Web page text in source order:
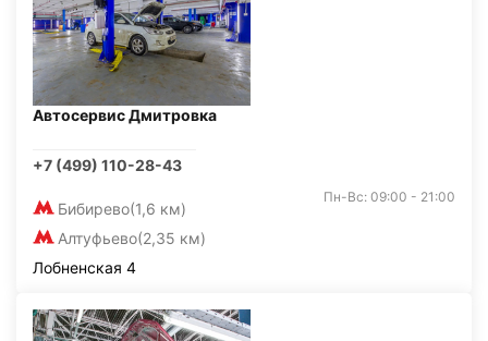
Автосервис Дмитровка
+7 (499) 110-28-43
Бибирево(1,6 км)
Алтуфьево(2,35 км)
Пн-Вс: 09:00 - 21:00
Лобненская 4